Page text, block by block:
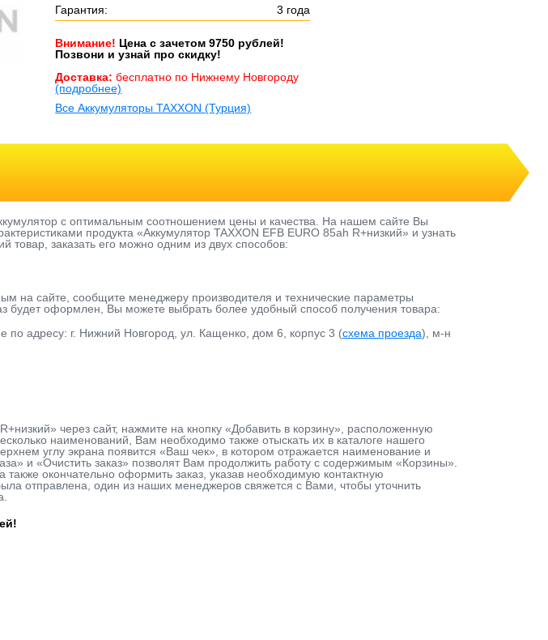
Гарантия:
3 года
Внимание! Цена с зачетом 9750 рублей!
Позвони и узнай про скидку!
Доставка: бесплатно по Нижнему Новгороду
(подробнее)
Все Аккумуляторы TAXXON (Турция)
с оптимальным соотношением цены и качества. На нашем сайте Вы
продукта «Аккумулятор TAXXON EFB EURO 85ah R+низкий» и узнать
товар, заказать его можно одним из двух способов:
на сайте, сообщите менеджеру производителя и технические параметры
будет оформлен, Вы можете выбрать более удобный способ получения товара:
по адресу: г. Нижний Новгород, ул. Кащенко, дом 6, корпус 3 (схема проезда), м-н
через сайт, нажмите на кнопку «Добавить в корзину», расположенную
наименований, Вам необходимо также отыскать их в каталоге нашего
углу экрана появится «Ваш чек», в котором отражается наименование и
и «Очистить заказ» позволят Вам продолжить работу с содержимым «Корзины».
окончательно оформить заказ, указав необходимую контактную
отправлена, один из наших менеджеров свяжется с Вами, чтобы уточнить